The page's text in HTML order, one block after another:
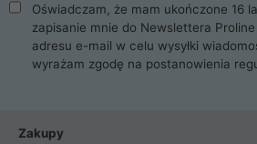
Oświadczam, że mam ukończone 16
zapisanie mnie do Newslettera
adresu e-mail w celu wysyłki
wyrażam zgodę na postanowienia
Zakupy